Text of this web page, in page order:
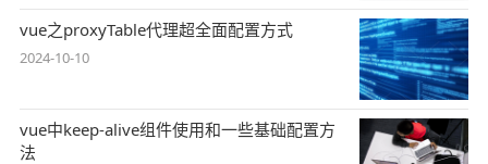
vue之proxyTable代理超全面配置方式
2024-10-10
vue中keep-alive组件使用和一些基础配置方
法